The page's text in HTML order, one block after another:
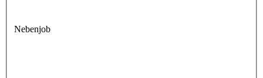
Nebenjob